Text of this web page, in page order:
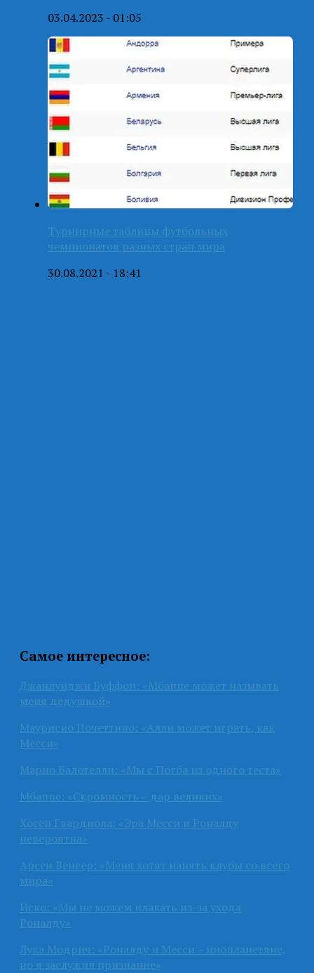
03.04.2023 - 01:05
Турнирные таблицы футбольных
чемпионатов разных стран мира
30.08.2021 - 18:41
Самое интересное:
Джанлуиджи Буффон: «Мбаппе может называть
меня дедушкой»
Маурисио Почеттино: «Алли может играть, как
Месси»
Марио Балотелли: «Мы с Погба из одного теста»
Мбаппе: «Скромность – дар великих»
Хосеп Гвардиола: «Эра Месси и Роналду
невероятна»
Арсен Венгер: «Меня хотят нанять клубы со всего
мира»
Иско: «Мы не можем плакать из-за ухода
Роналду»
Лука Модрич: «Роналду и Месси – инопланетяне,
но я заслужил признание»